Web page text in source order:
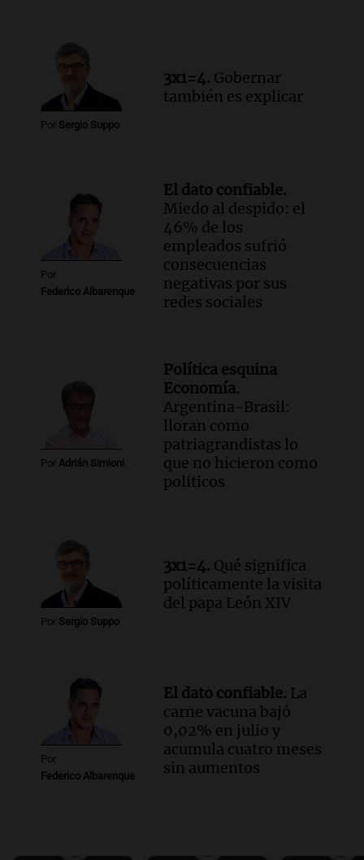
Informados al regreso
Episodios
Por Sergio Suppo
3x1=4. Gobernar
también es explicar
Por
Federico Albarenque
El dato confiable.
Miedo al despido: el
46% de los
empleados sufrió
consecuencias
negativas por sus
redes sociales
Por Adrián Simioni
Política esquina
Economía.
Argentina-Brasil:
lloran como
patriagrandistas lo
que no hicieron como
politicos
Por Sergio Suppo
3x1=4. Qué significa
políticamente la visita
del papa León XIV
Por
Federico Albarenque
El dato confiable. La
carne vacuna bajó
0,02% en julio y
acumula cuatro meses
sin aumentos